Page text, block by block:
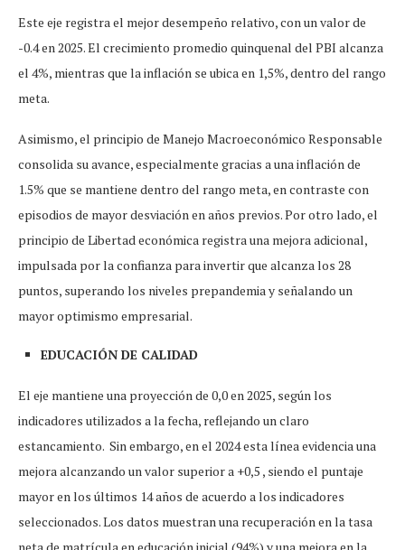
Este eje registra el mejor desempeño relativo, con un valor de
-0.4 en 2025. El crecimiento promedio quinquenal del PBI alcanza
el 4%, mientras que la inflación se ubica en 1,5%, dentro del rango
meta.
Asimismo, el principio de Manejo Macroeconómico Responsable
consolida su avance, especialmente gracias a una inflación de
1.5% que se mantiene dentro del rango meta, en contraste con
episodios de mayor desviación en años previos. Por otro lado, el
principio de Libertad económica registra una mejora adicional,
impulsada por la confianza para invertir que alcanza los 28
puntos, superando los niveles prepandemia y señalando un
mayor optimismo empresarial.
EDUCACIÓN DE CALIDAD
El eje mantiene una proyección de 0,0 en 2025, según los
indicadores utilizados a la fecha, reflejando un claro
estancamiento. Sin embargo, en el 2024 esta línea evidencia una
mejora alcanzando un valor superior a +0,5 , siendo el puntaje
mayor en los últimos 14 años de acuerdo a los indicadores
seleccionados. Los datos muestran una recuperación en la tasa